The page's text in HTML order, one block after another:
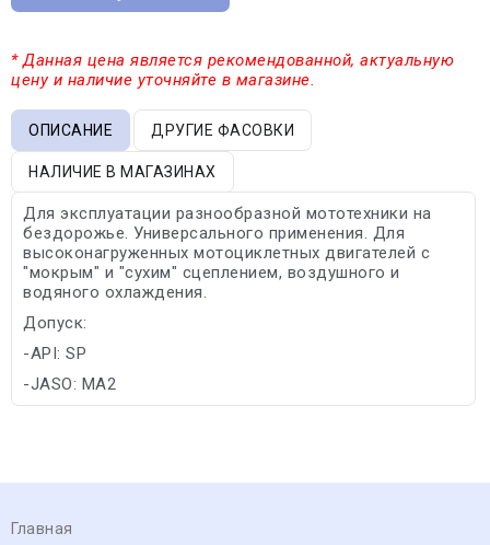
* Данная цена является рекомендованной, актуальную
цену и наличие уточняйте в магазине.
ОПИСАНИЕ ДРУГИЕ ФАСОВКИ
НАЛИЧИЕ В МАГАЗИНАХ
Для эксплуатации разнообразной мототехники на
бездорожье. Универсального применения. Для
высоконагруженных мотоциклетных двигателей с
"мокрым" и "сухим" сцеплением, воздушного и
водяного охлаждения.
Допуск:
-API: SP
-JASO: MA2
Главная